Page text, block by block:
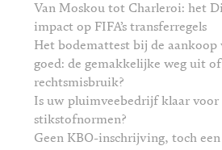
Van Moskou tot Charleroi: het
impact op FIFA’s transferregels
Het bodemattest bij de aankoop
goed: de gemakkelijke weg uit
rechtsmisbruik?
Is uw pluimveebedrijf klaar voor
stikstofnormen?
Geen KBO-inschrijving, toch